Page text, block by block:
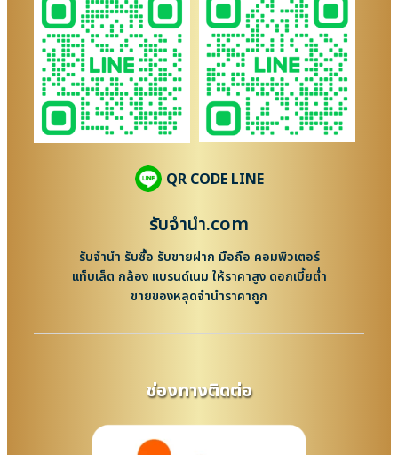
QR CODE LINE
รับจํานํา.com
รับจำนำ รับซื้อ รับขายฝาก มือถือ คอมพิวเตอร์
แท็บเล็ต กล้อง แบรนด์เนม ให้ราคาสูง ดอกเบี้ยต่ำ
ขายของหลุดจำนำราคาถูก
ช่องทางติดต่อ